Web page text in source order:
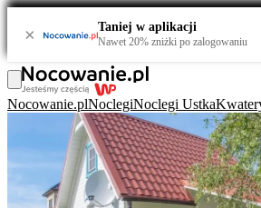
× Taniej w aplikacji
Nawet 20% zniżki po zalogowaniu
Nocowanie.plNoclegiNoclegi Ustka